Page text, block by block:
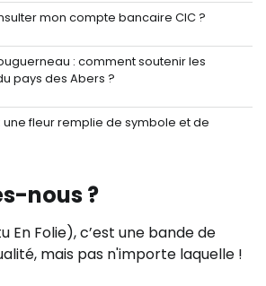
mon compte bancaire CIC ?
: comment soutenir les
pays des Abers ?
une fleur remplie de symbole et de
nous ?
En Folie), c’est une bande de
mais pas n'importe laquelle !